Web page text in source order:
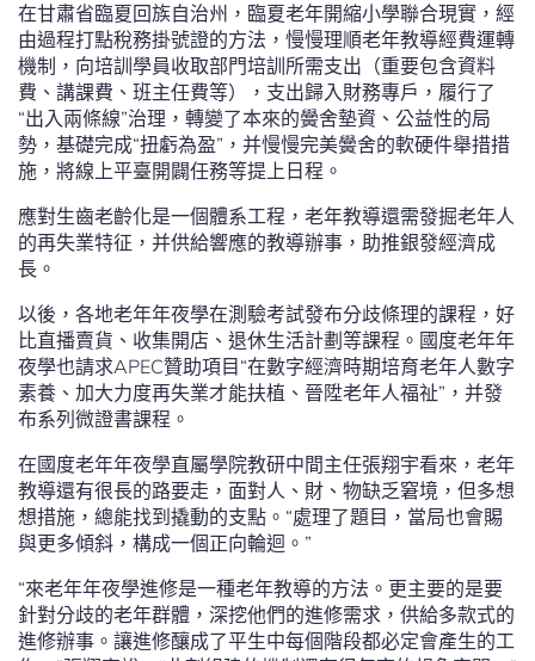
在甘肅省臨夏回族自治州，臨夏老年開縮小學聯合現實，經
由過程打點稅務掛號證的方法，慢慢理順老年教導經費運轉
機制，向培訓學員收取部門培訓所需支出（重要包含資料
費、講課費、班主任費等），支出歸入財務專戶，履行了
“出入兩條線”治理，轉變了本來的黌舍墊資、公益性的局
勢，基礎完成“扭虧為盈”，并慢慢完美黌舍的軟硬件舉措措
施，將線上平臺開闢任務等提上日程。
應對生齒老齡化是一個體系工程，老年教導還需發掘老年人
的再失業特征，并供給響應的教導辦事，助推銀發經濟成
長。
以後，各地老年年夜學在測驗考試發布分歧條理的課程，好
比直播賣貨、收集開店、退休生活計劃等課程。國度老年年
夜學也請求APEC贊助項目“在數字經濟時期培育老年人數字
素養、加大力度再失業才能扶植、晉陞老年人福祉”，并發
布系列微證書課程。
在國度老年年夜學直屬學院教研中間主任張翔宇看來，老年
教導還有很長的路要走，面對人、財、物缺乏窘境，但多想
想措施，總能找到撬動的支點。“處理了題目，當局也會賜
與更多傾斜，構成一個正向輪迴。”
“來老年年夜學進修是一種老年教導的方法。更主要的是要
針對分歧的老年群體，深挖他們的進修需求，供給多款式的
進修辦事。讓進修釀成了平生中每個階段都必定會產生的工